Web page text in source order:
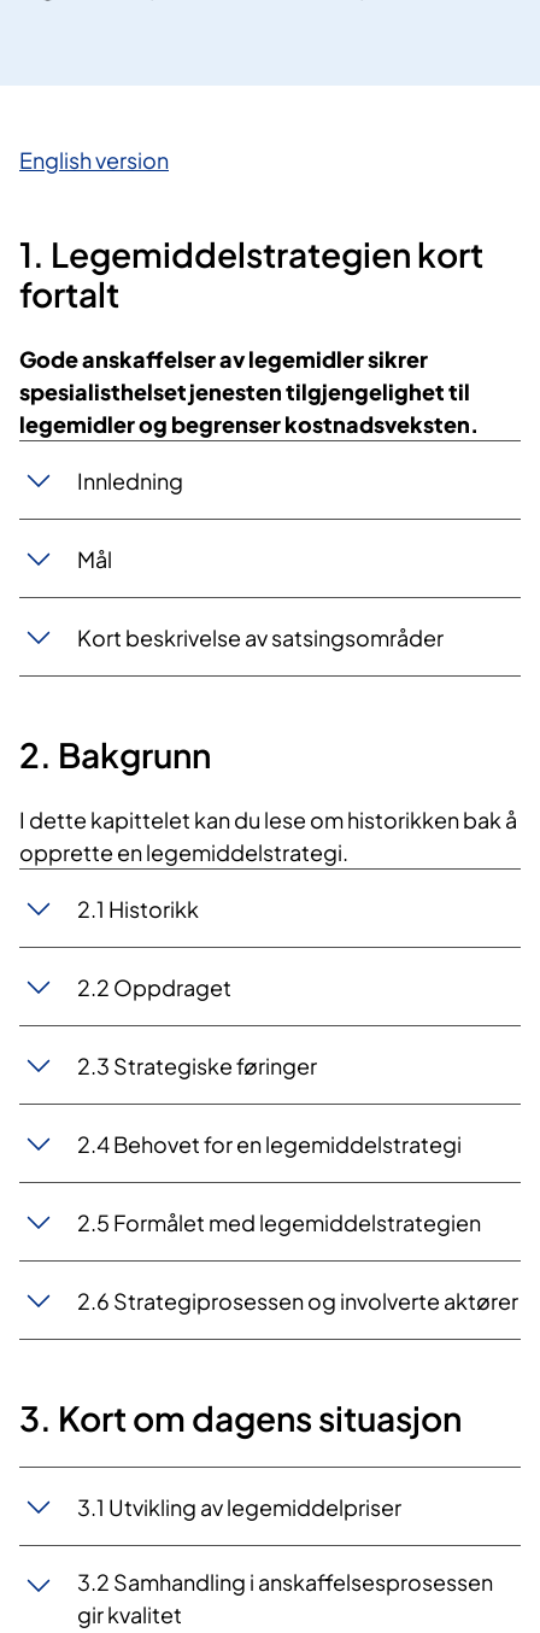
English version
1. Legemiddelstrategien kort
fortalt
Gode anskaffelser av legemidler sikrer
spesialisthelsetjenesten tilgjengelighet til
legemidler og begrenser kostnadsveksten.
Innledning
Mål
Kort beskrivelse av satsingsområder
2. Bakgrunn
I dette kapittelet kan du lese om historikken bak å
opprette en legemiddelstrategi.
2.1 Historikk
2.2 Oppdraget
2.3 Strategiske føringer
2.4 Behovet for en legemiddelstrategi
2.5 Formålet med legemiddelstrategien
2.6 Strategiprosessen og involverte aktører
3. Kort om dagens situasjon
3.1 Utvikling av legemiddelpriser
3.2 Samhandling i anskaffelsesprosessen
gir kvalitet